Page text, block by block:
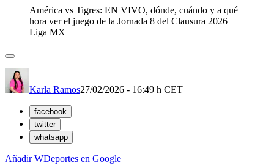
América vs Tigres: EN VIVO, dónde, cuándo y a qué
hora ver el juego de la Jornada 8 del Clausura 2026
Liga MX
Karla Ramos27/02/2026 - 16:49 h CET
facebook
twitter
whatsapp
Añadir WDeportes en Google